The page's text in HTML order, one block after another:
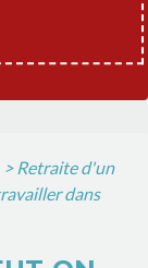
> Retraite d'un
dans